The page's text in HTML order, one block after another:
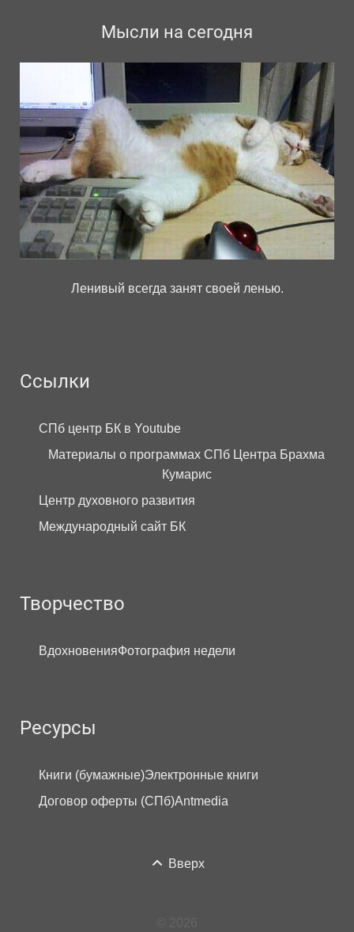
Мысли на сегодня
Ленивый всегда занят своей ленью.
Ссылки
СПб центр БК в Youtube
Материалы о программах СПб Центра Брахма
Кумарис
Центр духовного развития
Международный сайт БК
Творчество
ВдохновенияФотография недели
Ресурсы
Книги (бумажные)Электронные книги
Договор оферты (СПб)Antmedia
Вверх